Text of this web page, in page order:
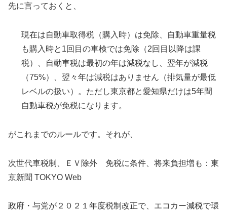
先に言っておくと、
現在は自動車取得税（購入時）は免除、自動車重量税
も購入時と1回目の車検では免除（2回目以降は課
税）、自動車税は最初の年は減税なし、翌年が減税
（75%）、翌々年は減税はありません（排気量が最低
レベルの扱い）。ただし東京都と愛知県だけは5年間
自動車税が免税になります。
がこれまでのルールです。それが、
次世代車税制、ＥＶ除外 免税に条件、将来負担増も：東
京新聞 TOKYO Web
政府・与党が２０２１年度税制改正で、エコカー減税で環